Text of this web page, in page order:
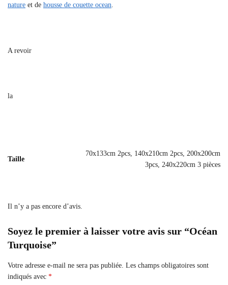
nature et de housse de couette ocean.
A revoir
la
Taille
70x133cm 2pcs, 140x210cm 2pcs, 200x200cm
3pcs, 240x220cm 3 pièces
Il n’y a pas encore d’avis.
Soyez le premier à laisser votre avis sur “Océan
Turquoise”
Votre adresse e-mail ne sera pas publiée. Les champs obligatoires sont
indiqués avec *